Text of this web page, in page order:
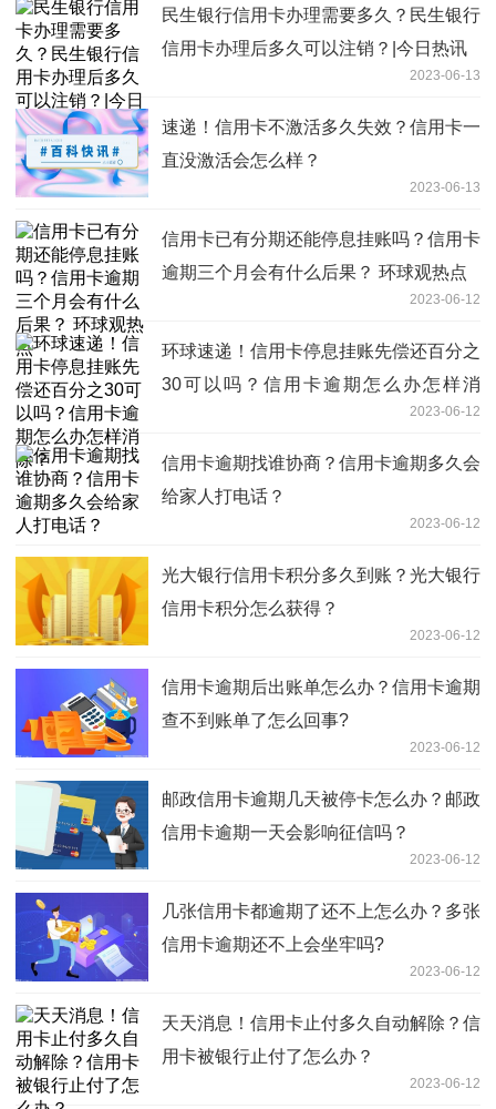
民生银行信用卡办理需要多久？民生银行
信用卡办理后多久可以注销？|今日热讯
2023-06-13
速递！信用卡不激活多久失效？信用卡一
直没激活会怎么样？
2023-06-13
信用卡已有分期还能停息挂账吗？信用卡
逾期三个月会有什么后果？ 环球观热点
2023-06-12
环球速递！信用卡停息挂账先偿还百分之
30可以吗？信用卡逾期怎么办怎样消
2023-06-12
信用卡逾期找谁协商？信用卡逾期多久会
给家人打电话？
2023-06-12
光大银行信用卡积分多久到账？光大银行
信用卡积分怎么获得？
2023-06-12
信用卡逾期后出账单怎么办？信用卡逾期
查不到账单了怎么回事?
2023-06-12
邮政信用卡逾期几天被停卡怎么办？邮政
信用卡逾期一天会影响征信吗？
2023-06-12
几张信用卡都逾期了还不上怎么办？多张
信用卡逾期还不上会坐牢吗?
2023-06-12
天天消息！信用卡止付多久自动解除？信
用卡被银行止付了怎么办？
2023-06-12